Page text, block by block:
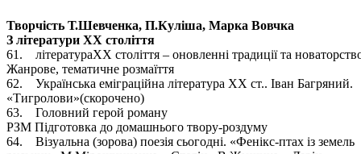
Творчість Т.Шевченка, П.Куліша, Марка Вовчка
З літератури ХХ століття
61. літератураХХ століття – оновленні традиції та
Жанрове, тематичне розмаїття
62. Українська еміграційна література ХХ ст.. Іван Багряний.
«Тигролови»(скорочено)
63. Головний герой роману
РЗМ Підготовка до домашнього твору-роздуму
64. Візуальна (зорова) поезія сьогодні. «Фенікс-птах із земель